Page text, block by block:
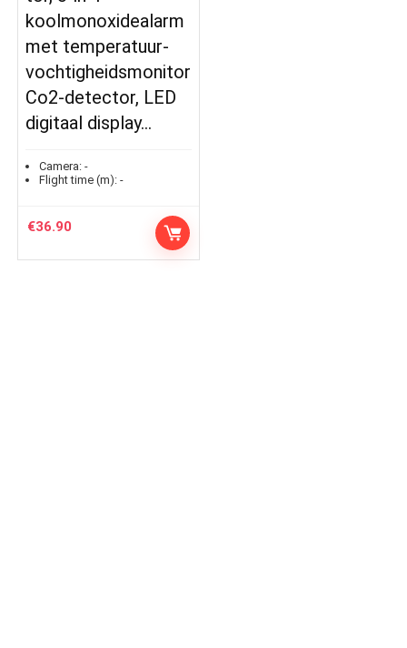
koolmonoxidealarm
met temperatuur-
vochtigheidsmonitor
Co2-detector, LED
digitaal display…
Camera: -
Flight time (m): -
€36.90